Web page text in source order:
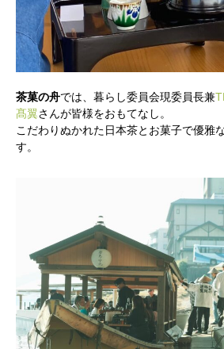
茶菓の舟では、暮らし委員会現委員長兼
髙翼さんが皆様をおもてなし。
こだわりぬかれた日本茶とお菓子で優雅
す。